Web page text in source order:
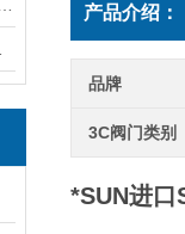
产品介绍：
品牌
3C阀门类别
*SUN进口